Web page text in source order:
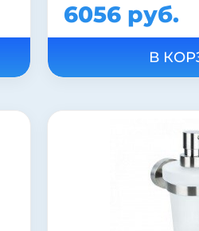
6056 руб.